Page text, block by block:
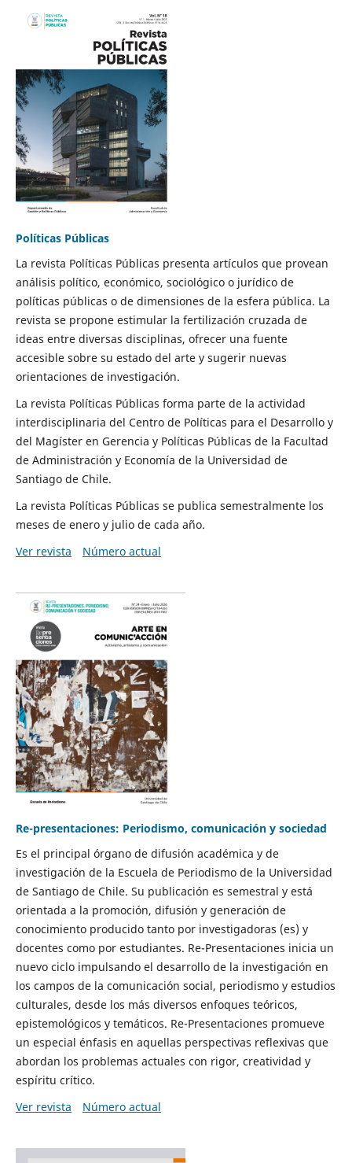
Políticas Públicas
La revista Políticas Públicas presenta artículos que provean
análisis político, económico, sociológico o jurídico de
políticas públicas o de dimensiones de la esfera pública. La
revista se propone estimular la fertilización cruzada de
ideas entre diversas disciplinas, ofrecer una fuente
accesible sobre su estado del arte y sugerir nuevas
orientaciones de investigación.
La revista Políticas Públicas forma parte de la actividad
interdisciplinaria del Centro de Políticas para el Desarrollo y
del Magíster en Gerencia y Políticas Públicas de la Facultad
de Administración y Economía de la Universidad de
Santiago de Chile.
La revista Políticas Públicas se publica semestralmente los
meses de enero y julio de cada año.
Ver revista
Número actual
Re-presentaciones: Periodismo, comunicación y sociedad
Es el principal órgano de difusión académica y de
investigación de la Escuela de Periodismo de la Universidad
de Santiago de Chile. Su publicación es semestral y está
orientada a la promoción, difusión y generación de
conocimiento producido tanto por investigadoras (es) y
docentes como por estudiantes. Re-Presentaciones inicia un
nuevo ciclo impulsando el desarrollo de la investigación en
los campos de la comunicación social, periodismo y estudios
culturales, desde los más diversos enfoques teóricos,
epistemológicos y temáticos. Re-Presentaciones promueve
un especial énfasis en aquellas perspectivas reflexivas que
abordan los problemas actuales con rigor, creatividad y
espíritu crítico.
Ver revista
Número actual